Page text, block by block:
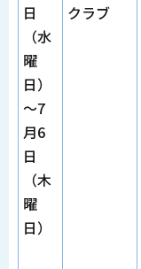
日
（水
曜
日）
～7
月6
日
（木
曜
日）
クラブ